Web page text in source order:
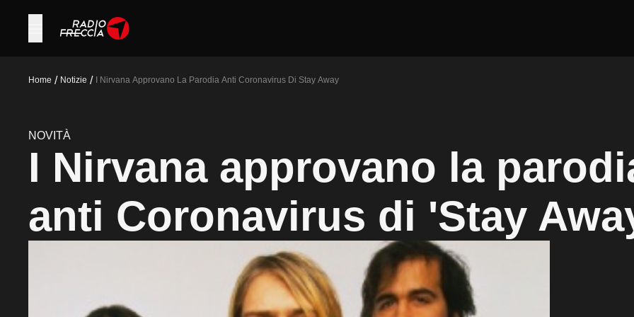
Home / Notizie / I Nirvana Approvano La Parodia Anti Coronavirus Di Stay Away
NOVITÀ
I Nirvana approvano la
anti Coronavirus di 'Stay